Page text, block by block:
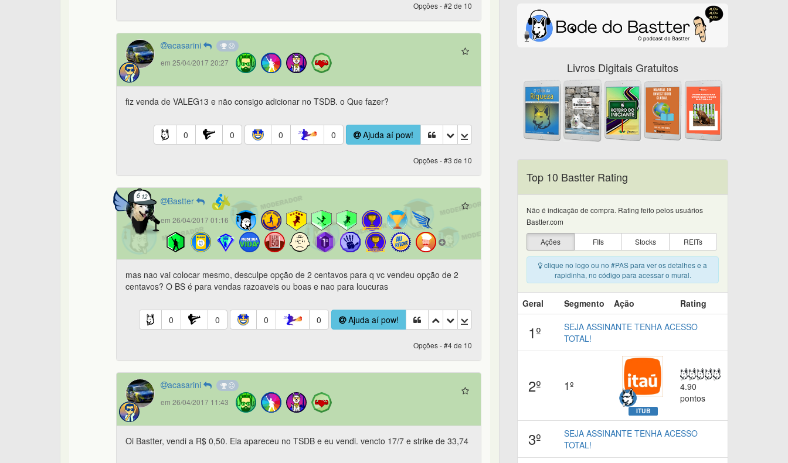
Opções - #2 de 10
acasarini
em 25/04/2017 20:27
fiz venda de VALEG13 e não consigo adicionar no TSDB. o Que fazer?
0 0 0 0 Ajuda aí pow!
Opções - #3 de 10
Bastter
em 26/04/2017 01:16
mas nao vai colocar mesmo, desculpe opção de 2 centavos para q vc vendeu opção de 2
centavos? O BS é para vendas razoaveis ou boas e nao para loucuras
0 0 0 0 Ajuda aí pow!
Opções - #4 de 10
acasarini
em 26/04/2017 11:43
Oi Bastter, vendi a R$ 0,50. Ela apareceu no TSDB e eu vendi. vencto 17/7 e strike de 33,74
Livros Digitais Gratuitos
Top 10 Bastter Rating
Não é indicação de compra. Rating feito pelos usuários
Bastter.com
Ações
FIIs Stocks REITs
clique no logo ou no #PAS para ver os detalhes e a
rapidinha, no código para acessar o mural.
Geral Segmento Ação Rating
1º
SEJA ASSINANTE TENHA ACESSO
TOTAL!
2º 1º
ITUB
4.90
pontos
3º
SEJA ASSINANTE TENHA ACESSO
TOTAL!